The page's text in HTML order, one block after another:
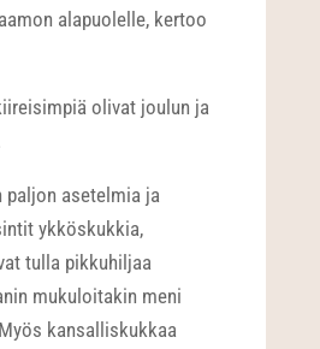
alapuolelle, kertoo
olivat joulun ja
asetelmia ja
ykköskukkia,
tulla pikkuhiljaa
mukuloitakin meni
kansalliskukkaa